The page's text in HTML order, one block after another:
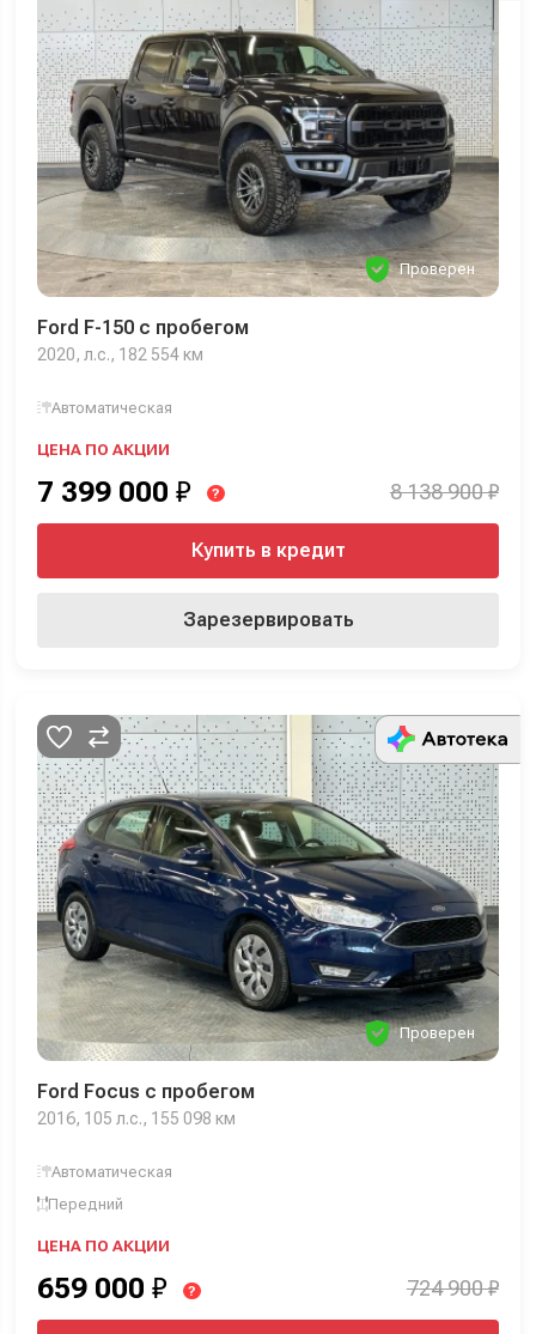
Проверен
Ford F-150 с пробегом
2020, л.с., 182 554 км
Автоматическая
ЦЕНА ПО АКЦИИ
7 399 000 ₽ ? 8 138 900 ₽
Купить в кредит
Зарезервировать
Проверен
Ford Focus с пробегом
2016, 105 л.с., 155 098 км
Автоматическая
Передний
ЦЕНА ПО АКЦИИ
659 000 ₽ ? 724 900 ₽